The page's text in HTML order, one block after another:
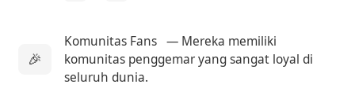
🎉
Komunitas Fans — Mereka memiliki
komunitas penggemar yang sangat loyal di
seluruh dunia.